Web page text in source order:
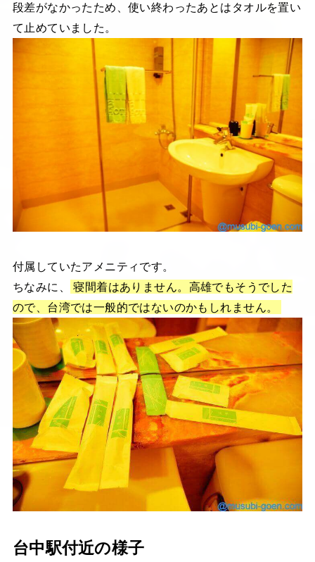
段差がなかったため、使い終わったあとはタオルを置い
て止めていました。
付属していたアメニティです。
ちなみに、
寝間着はありません。高雄でもそうでした
ので、台湾では一般的ではないのかもしれません。
台中駅付近の様子